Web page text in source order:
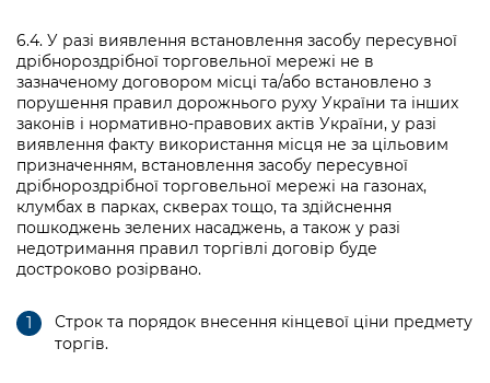
6.4. У разі виявлення встановлення засобу пересувної
дрібнороздрібної торговельної мережі не в
зазначеному договором місці та/або встановлено з
порушення правил дорожнього руху України та інших
законів і нормативно-правових актів України, у разі
виявлення факту використання місця не за цільовим
призначенням, встановлення засобу пересувної
дрібнороздрібної торговельної мережі на газонах,
клумбах в парках, скверах тощо, та здійснення
пошкоджень зелених насаджень, а також у разі
недотримання правил торгівлі договір буде
достроково розірвано.
Строк та порядок внесення кінцевої ціни предмету
торгів.